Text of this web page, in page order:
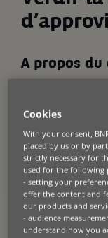
A propos
plomberie,
plus de 2 000
l’accessibilité et
plus de 60 000
achats simplifiés et
qui en font le
les tailles.
Cookies
With your consent,
placed by us or by
strictly necessary for
used for the following
- setting your
offer the content and
our products and
- audience
understand how you